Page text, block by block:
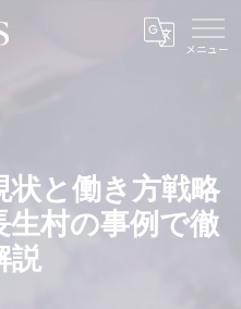
状と働き方戦略
生村の事例で徹
説